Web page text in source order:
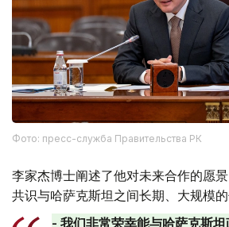
Фото: пресс-служба Правительства РК
李家杰博士阐述了他对未来合作的愿
共识与哈萨克斯坦之间长期、大规模的
- 我们非常荣幸能与哈萨克斯